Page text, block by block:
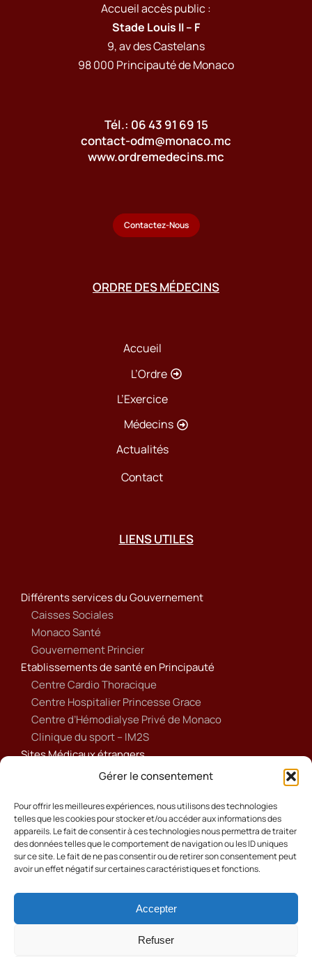
Gérer le consentement
Pour offrir les meilleures expériences, nous utilisons des technologies
telles que les cookies pour stocker et/ou accéder aux informations des
appareils. Le fait de consentir à ces technologies nous permettra de traiter
des données telles que le comportement de navigation ou les ID uniques
sur ce site. Le fait de ne pas consentir ou de retirer son consentement peut
avoir un effet négatif sur certaines caractéristiques et fonctions.
Accepter
Refuser
Accueil accès public :
Stade Louis II – F
9, av des Castelans
98 000 Principauté de Monaco
Tél.: 06 43 91 69 15
contact-odm@monaco.mc
www.ordremedecins.mc
Contactez-Nous
ORDRE DES MÉDECINS
Accueil
L’Ordre
L’Exercice
Médecins
Actualités
Contact
LIENS UTILES
Différents services du Gouvernement
Caisses Sociales
Monaco Santé
Gouvernement Princier
Etablissements de santé en Principauté
Centre Cardio Thoracique
Centre Hospitalier Princesse Grace
Centre d’Hémodialyse Privé de Monaco
Clinique du sport – IM2S
Sites Médicaux étrangers
Ordre national des médecins français
Politique de cookies (UE)
Cookies
Mentions Légales